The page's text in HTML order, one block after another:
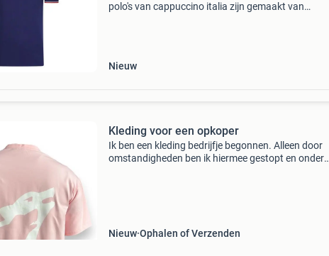
polo's van cappuccino italia zijn gemaakt van
Nieuw
Kleding voor een opkoper
Ik ben een kleding bedrijfje begonnen. Alleen door
omstandigheden ben ik hiermee gestopt en onder
Nieuw Ophalen of Verzenden